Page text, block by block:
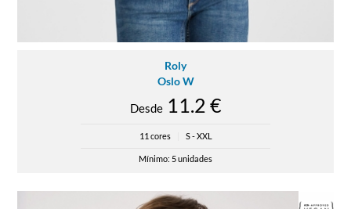
Roly
Oslo W
Desde11.2 €
11 cores S - XXL
Mínimo: 5 unidades